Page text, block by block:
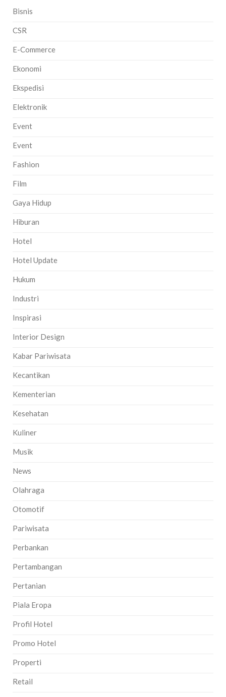
Bisnis
CSR
E-Commerce
Ekonomi
Ekspedisi
Elektronik
Event
Event
Fashion
Film
Gaya Hidup
Hiburan
Hotel
Hotel Update
Hukum
Industri
Inspirasi
Interior Design
Kabar Pariwisata
Kecantikan
Kementerian
Kesehatan
Kuliner
Musik
News
Olahraga
Otomotif
Pariwisata
Perbankan
Pertambangan
Pertanian
Piala Eropa
Profil Hotel
Promo Hotel
Properti
Retail